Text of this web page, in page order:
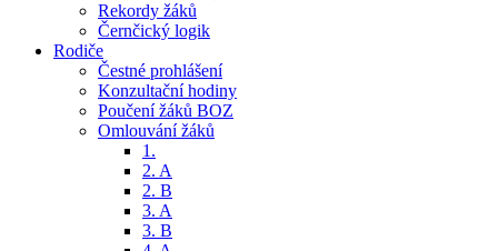
Rekordy žáků
Černčický logik
Rodiče
Čestné prohlášení
Konzultační hodiny
Poučení žáků BOZ
Omlouvání žáků
1.
2. A
2. B
3. A
3. B